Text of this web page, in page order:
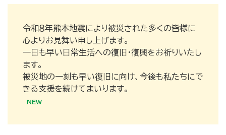
令和８年熊本地震により被災された多くの皆様に
心よりお見舞い申し上げます。
一日も早い日常生活への復旧・復興をお祈りいたし
ます。
被災地の一刻も早い復旧に向け、今後も私たちにで
きる支援を続けてまいります。